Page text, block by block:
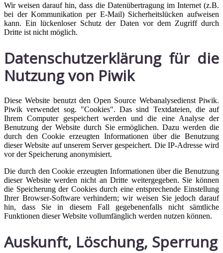
Wir weisen darauf hin, dass die Datenübertragung im Internet (z.B.
bei der Kommunikation per E-Mail) Sicherheitslücken aufweisen
kann. Ein lückenloser Schutz der Daten vor dem Zugriff durch
Dritte ist nicht möglich.
Datenschutzerklärung für die
Nutzung von Piwik
Diese Website benutzt den Open Source Webanalysedienst Piwik.
Piwik verwendet sog. "Cookies". Das sind Textdateien, die auf
Ihrem Computer gespeichert werden und die eine Analyse der
Benutzung der Website durch Sie ermöglichen. Dazu werden die
durch den Cookie erzeugten Informationen über die Benutzung
dieser Website auf unserem Server gespeichert. Die IP-Adresse wird
vor der Speicherung anonymisiert.
Die durch den Cookie erzeugten Informationen über die Benutzung
dieser Website werden nicht an Dritte weitergegeben. Sie können
die Speicherung der Cookies durch eine entsprechende Einstellung
Ihrer Browser-Software verhindern; wir weisen Sie jedoch darauf
hin, dass Sie in diesem Fall gegebenenfalls nicht sämtliche
Funktionen dieser Website vollumfänglich werden nutzen können.
Auskunft, Löschung, Sperrung